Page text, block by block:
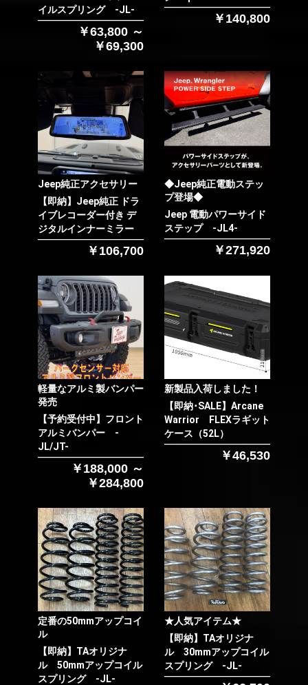
お買い物を続ける カートへ進む
イルスプリング -JL-
￥63,800 ～
￥69,300
￥140,800
Jeep純正アクセサリー
【即納】Jeep純正 ドラ
イブレコーダー付き デ
ジタルインナーミラー
￥106,700
◆Jeep純正電動ステッ
プ登場◆
Jeep 電動パワーサイド
ステップ -JL4-
￥271,920
軽量なアルミ製バンパー
発売
【予約受付中】フロント
アルミバンパー -
JL/JT-
￥188,000 ～
￥284,800
新製品入荷しました！
【即納･SALE】Arcane
Warrior FLEXラギット
ケース（52L）
￥46,530
定番の50mmアップコイ
ル
【即納】TAオリジナ
ル 50mmアップコイル
スプリング -JL-
★人気アイテム★
【即納】TAオリジナ
ル 30mmアップコイル
スプリング -JL-